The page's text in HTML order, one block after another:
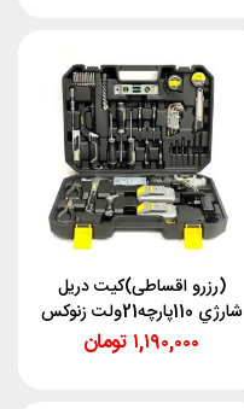
(رزرو اقساطی)کيت دريل
شارژي 110پارچه21ولت زنوکس
تومان ۱,۱۹۰,۰۰۰